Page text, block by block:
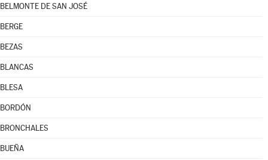
BELMONTE DE SAN JOSÉ
BERGE
BEZAS
BLANCAS
BLESA
BORDÓN
BRONCHALES
BUEÑA